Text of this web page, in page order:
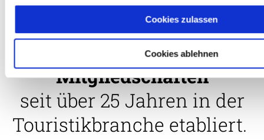
Cookies zulassen
Cookies ablehnen
avenTOURa ist mit
Auszeichnungen und
Mitgliedschaften
seit über 25 Jahren in der
Touristikbranche etabliert.